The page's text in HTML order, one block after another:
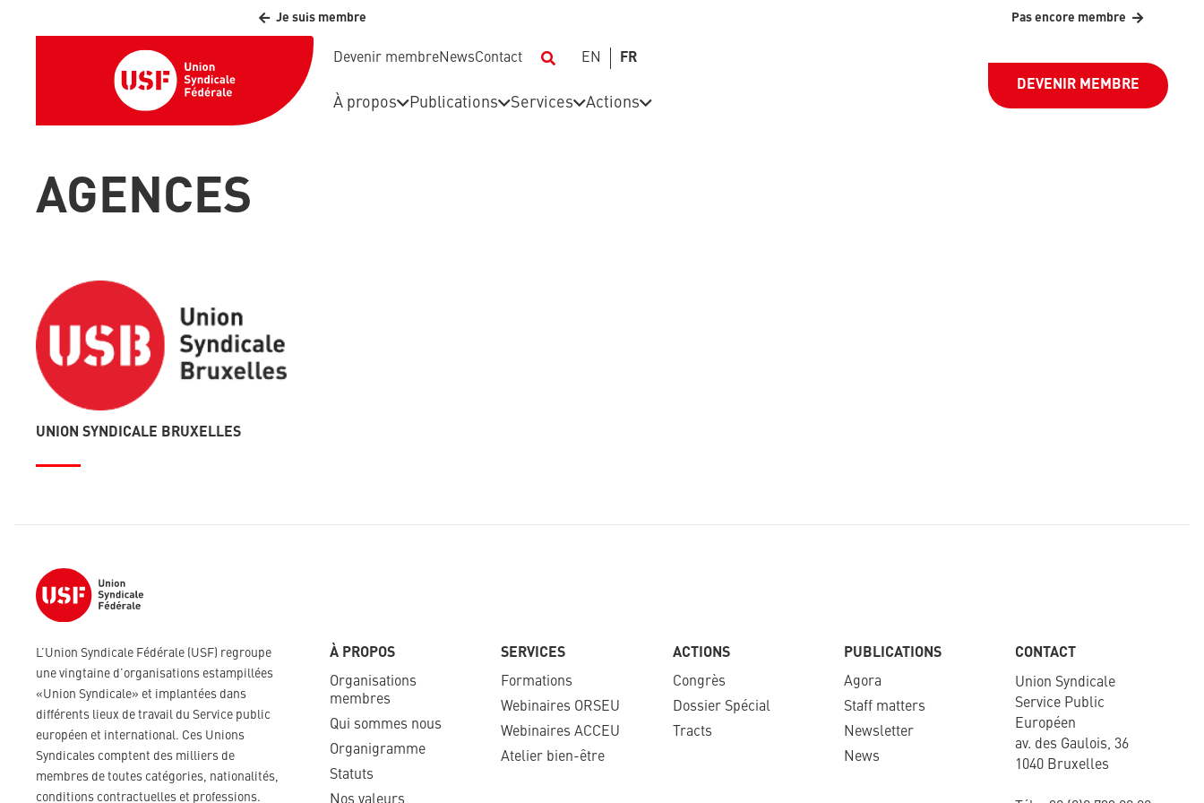
Je suis membre Pas encore membre
Devenir membreNewsContact EN FR
À propos Publications Services Actions
DEVENIR MEMBRE
AGENCES
UNION SYNDICALE BRUXELLES
L’Union Syndicale Fédérale (USF) regroupe
une vingtaine d’organisations estampillées
«Union Syndicale» et implantées dans
différents lieux de travail du Service public
européen et international. Ces Unions
Syndicales comptent des milliers de
membres de toutes catégories, nationalités,
conditions contractuelles et professions.
À PROPOS
Organisations
membres
Qui sommes nous
Organigramme​
Statuts
SERVICES
Formations
Webinaires ORSEU​
Webinaires ACCEU
Atelier bien-être
ACTIONS
Congrès
Dossier Spécial
Tracts
PUBLICATIONS
Agora
Staff matters
Newsletter​
News
CONTACT
Union Syndicale
Service Public
Européen
av. des Gaulois, 36
1040 Bruxelles